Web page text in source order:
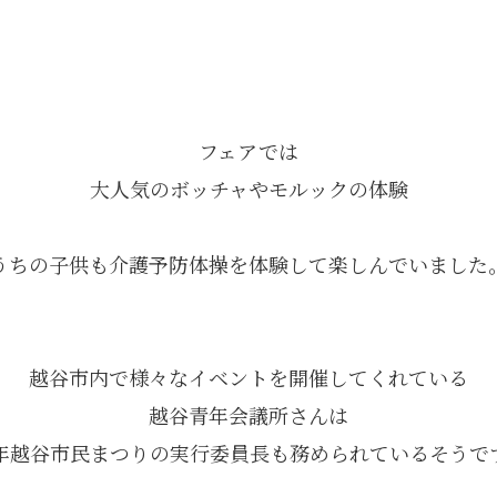
フェアでは
大人気のボッチャやモルックの体験
ちの子供も介護予防体操を体験して楽しんでいました
越谷市内で様々なイベントを開催してくれている
越谷青年会議所さんは
越谷市民まつりの実行委員長も務められているそうで